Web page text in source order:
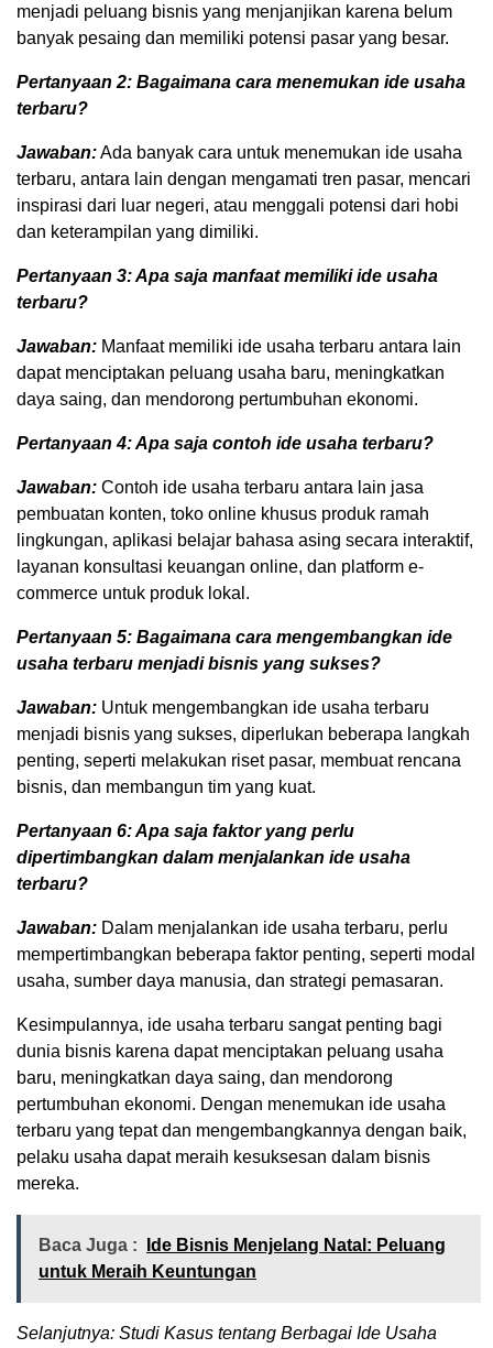
menjadi peluang bisnis yang menjanjikan karena belum
banyak pesaing dan memiliki potensi pasar yang besar.
Pertanyaan 2: Bagaimana cara menemukan ide usaha
terbaru?
Jawaban:Ada banyak cara untuk menemukan ide usaha
terbaru, antara lain dengan mengamati tren pasar, mencari
inspirasi dari luar negeri, atau menggali potensi dari hobi
dan keterampilan yang dimiliki.
Pertanyaan 3: Apa saja manfaat memiliki ide usaha
terbaru?
Jawaban: Manfaat memiliki ide usaha terbaru antara lain
dapat menciptakan peluang usaha baru, meningkatkan
daya saing, dan mendorong pertumbuhan ekonomi.
Pertanyaan 4: Apa saja contoh ide usaha terbaru?
Jawaban: Contoh ide usaha terbaru antara lain jasa
pembuatan konten, toko online khusus produk ramah
lingkungan, aplikasi belajar bahasa asing secara interaktif,
layanan konsultasi keuangan online, dan platform e-
commerce untuk produk lokal.
Pertanyaan 5: Bagaimana cara mengembangkan ide
usaha terbaru menjadi bisnis yang sukses?
Jawaban: Untuk mengembangkan ide usaha terbaru
menjadi bisnis yang sukses, diperlukan beberapa langkah
penting, seperti melakukan riset pasar, membuat rencana
bisnis, dan membangun tim yang kuat.
Pertanyaan 6: Apa saja faktor yang perlu
dipertimbangkan dalam menjalankan ide usaha
terbaru?
Jawaban: Dalam menjalankan ide usaha terbaru, perlu
mempertimbangkan beberapa faktor penting, seperti modal
usaha, sumber daya manusia, dan strategi pemasaran.
Kesimpulannya, ide usaha terbaru sangat penting bagi
dunia bisnis karena dapat menciptakan peluang usaha
baru, meningkatkan daya saing, dan mendorong
pertumbuhan ekonomi. Dengan menemukan ide usaha
terbaru yang tepat dan mengembangkannya dengan baik,
pelaku usaha dapat meraih kesuksesan dalam bisnis
mereka.
Baca Juga :
Ide Bisnis Menjelang Natal: Peluang
untuk Meraih Keuntungan
Selanjutnya: Studi Kasus tentang Berbagai Ide Usaha